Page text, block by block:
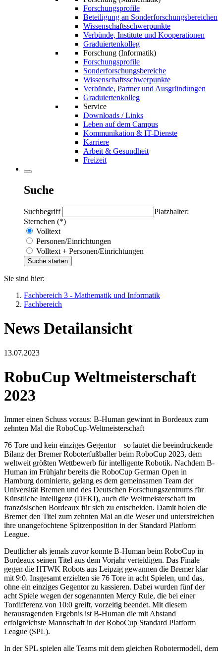
Forschungsprofile
Beteiligung an Sonderforschungsbereichen
Wissenschaftsschwerpunkte
Verbünde, Institute und Kooperationen
Graduiertenkolleg
Forschung (Informatik)
Forschungsprofile
Sonderforschungsbereiche
Wissenschaftsschwerpunkte
Verbünde, Partner und Ausgründungen
Graduiertenkolleg
Service
Downloads / Links
Leben auf dem Campus
Kommunikation & IT-Dienste
Karriere
Arbeit & Gesundheit
Freizeit
Suche
Suchbegriff
Platzhalter:
Sternchen (*)
Volltext
Personen/Einrichtungen
Volltext + Personen/Einrichtungen
Sie sind hier:
Fachbereich 3 - Mathematik und Informatik
Fachbereich
News Detailansicht
13.07.2023
RobuCup Weltmeisterschaft
2023
Immer einen Schuss voraus: B-Human gewinnt in Bordeaux zum
zehnten Mal die RoboCup-Weltmeisterschaft
76 Tore und kein einziges Gegentor – so lautet die beeindruckende
Bilanz der Bremer Roboterfußballer beim RoboCup 2023, dem
weltweit größten Wettbewerb für intelligente Robotik. Nachdem B-
Human im Frühjahr bereits die RoboCup German Open in
Hamburg dominierte, gelang es dem gemeinsamen Team der
Universität Bremen und des Deutschen Forschungszentrums für
Künstliche Intelligenz (DFKI), auch die Weltmeisterschaft im
französischen Bordeaux für sich zu entscheiden. Damit holen die
Bremer den Titel zum zehnten Mal an die Weser und unterstreichen
ihre unangefochtene Spitzenposition in der Standard Platform
League.
Deutlicher als jemals zuvor konnte B-Human beim RoboCup in
Bordeaux seinen Titel aus dem Vorjahr verteidigen. Das Finale
gegen die HTWK Robots aus Leipzig gewannen die Bremer klar
mit 9:0. Insgesamt erzielten sie 76 Tore in acht Spielen, und das,
ohne ein einziges Gegentor zu kassieren. Dabei wurden fünf der
acht Spiele wegen der sogenannten Mercy Rule, die bei einer
Tordifferenz von 10:0 greift, vorzeitig beendet. Mit diesem
herausragenden Ergebnis ist B-Human die mit Abstand
erfolgreichste Mannschaft in der RoboCup Standard Platform
League (SPL).
In der SPL spielen alle Teams mit dem gleichen Robotermodell, dem